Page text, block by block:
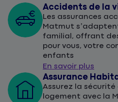
Accidents de la
Les assurances
Matmut
familial, offrant
pour vous, votre
enfants
En savoir plus
Assurance
Assurez la sécurité
logement avec la